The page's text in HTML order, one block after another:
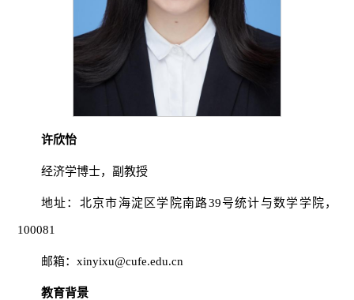
许欣怡
经济学博士，副教授
地址：北京市海淀区学院南路39号统计与数学学院，
100081
邮箱：xinyixu@cufe.edu.cn
教育背景